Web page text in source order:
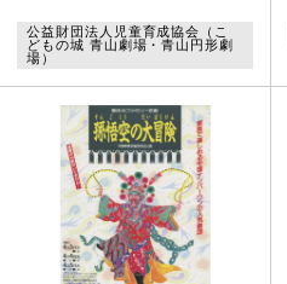
行」
でも夜になるとホーキにのって夜
空をかけめぐる魔法つかい。ある
日、トンダはかせがプリンさんの
もとに相談にやってくる。自分の
作ったタイムマシン・トキジロウ
にのって、サッカーが大好きな小
学6年生のアキオが、30年前の世
界に行ってしまったのだ。
公益財団法人児童育成協会（こ
どもの城 青山劇場・青山円形劇
場）